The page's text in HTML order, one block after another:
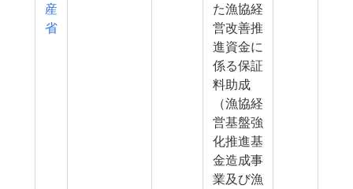
産
省
た漁協経
営改善推
進資金に
係る保証
料助成
（漁協経
営基盤強
化推進基
金造成事
業及び漁